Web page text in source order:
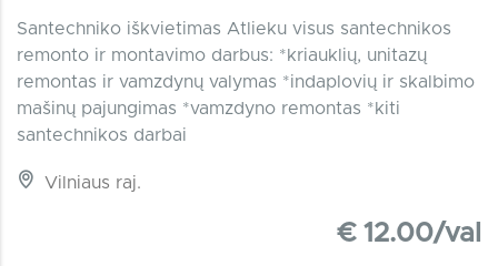
Santechniko iškvietimas Atlieku visus santechnikos
remonto ir montavimo darbus: *kriauklių, unitazų
remontas ir vamzdynų valymas *indaplovių ir skalbimo
mašinų pajungimas *vamzdyno remontas *kiti
santechnikos darbai
Vilniaus raj.
€ 12.00/val